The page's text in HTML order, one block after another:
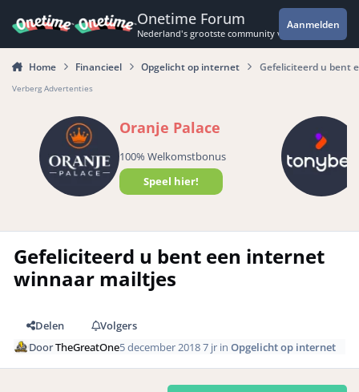
Onetime Forum
Nederland's grootste community voor de
Aanmelden
Home Financieel Opgelicht op internet Gefeliciteerd u bent
Verberg Advertenties
Oranje Palace
100% Welkomstbonus
Speel hier!
Gefeliciteerd u bent een internet
winnaar mailtjes
Delen
Volgers
DoorTheGreatOne5 december 20187 jr inOpgelicht op internet